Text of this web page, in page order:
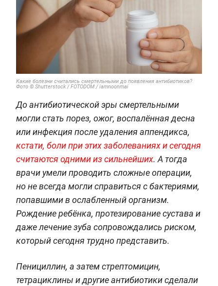
Какие болезни считались смертельными до появления антибиотиков?
Фото © Shutterstock / FOTODOM / iamnoonmai
До антибиотической эры смертельными
могли стать порез, ожог, воспалённая десна
или инфекция после удаления аппендикса,
кстати, боли при этих заболеваниях и сегодня
считаются одними из сильнейших. А тогда
врачи умели проводить сложные операции,
но не всегда могли справиться с бактериями,
попавшими в ослабленный организм.
Рождение ребёнка, протезирование сустава и
даже лечение зуба сопровождались риском,
который сегодня трудно представить.
Пенициллин, а затем стрептомицин,
тетрациклины и другие антибиотики сделали